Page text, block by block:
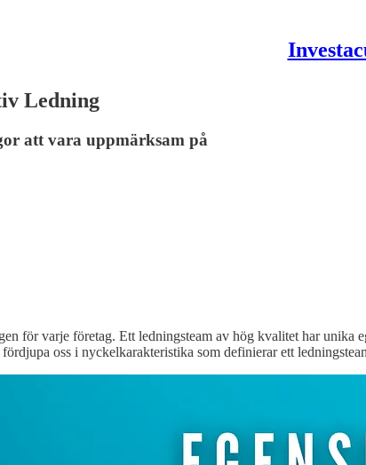
Ledning
att vara uppmärksam på
för varje företag. Ett ledningsteam av hög kvalitet har unika
oss i nyckelkarakteristika som definierar ett